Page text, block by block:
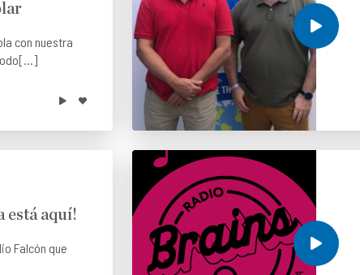
con nuestra
está aquí!
Falcón que